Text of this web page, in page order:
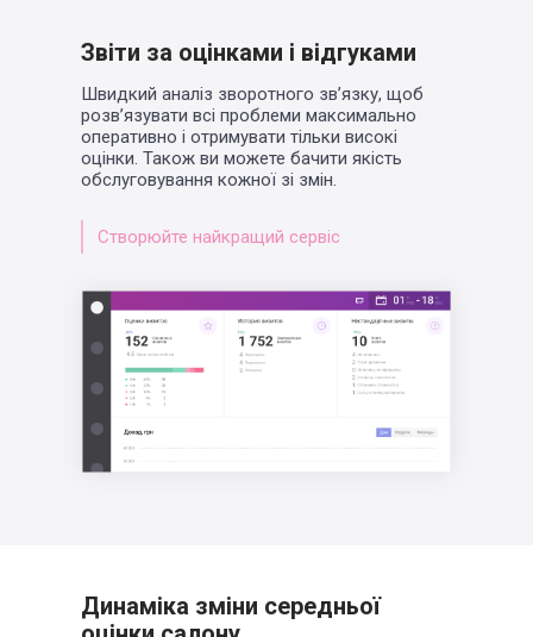
Звіти за оцінками і відгуками
Швидкий аналіз зворотного зв’язку, щоб
розв’язувати всі проблеми максимально
оперативно і отримувати тільки високі
оцінки. Також ви можете бачити якість
обслуговування кожної зі змін.
Створюйте найкращий сервіс
Динаміка зміни середньої